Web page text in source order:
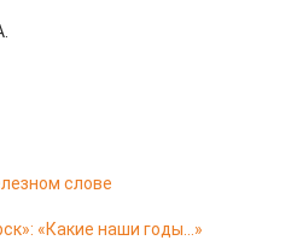
слове
«Какие наши годы…»